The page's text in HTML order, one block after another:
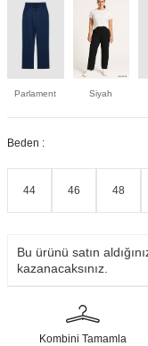
Parlament Siyah
Beden :
44 46 48
Bu ürünü satın
kazanacaksınız.
Kombini Tamamla